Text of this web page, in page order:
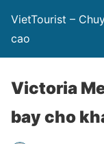
VietTourist –
cao
Victoria
bay cho